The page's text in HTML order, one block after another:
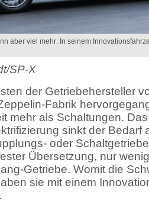
aber viel mehr: In seinem
SP-X
der Getriebehersteller
Fabrik
mehr als Schaltungen.
sinkt der Bedarf
oder
Übersetzung, nur
Getriebe. Womit die
sie mit einem